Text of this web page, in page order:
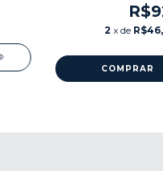
2 x de
COMPRAR